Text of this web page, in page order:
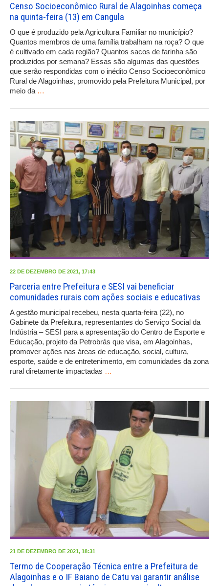
Censo Socioeconômico Rural de Alagoinhas começa
na quinta-feira (13) em Cangula
O que é produzido pela Agricultura Familiar no município?
Quantos membros de uma família trabalham na roça? O que
é cultivado em cada região? Quantos sacos de farinha são
produzidos por semana? Essas são algumas das questões
que serão respondidas com o inédito Censo Socioeconômico
Rural de Alagoinhas, promovido pela Prefeitura Municipal, por
meio da …
22 DE DEZEMBRO DE 2021, 17:43
Parceria entre Prefeitura e SESI vai beneficiar
comunidades rurais com ações sociais e educativas
A gestão municipal recebeu, nesta quarta-feira (22), no
Gabinete da Prefeitura, representantes do Serviço Social da
Indústria – SESI para a apresentação do Centro de Esporte e
Educação, projeto da Petrobrás que visa, em Alagoinhas,
promover ações nas áreas de educação, social, cultura,
esporte, saúde e de entretenimento, em comunidades da zona
rural diretamente impactadas …
21 DE DEZEMBRO DE 2021, 18:31
Termo de Cooperação Técnica entre a Prefeitura de
Alagoinhas e o IF Baiano de Catu vai garantir análise